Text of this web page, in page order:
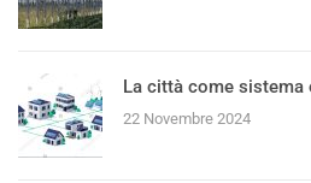
La città come
22 Novembre 2024